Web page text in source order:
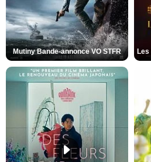
Mutiny Bande-annonce VO STFR